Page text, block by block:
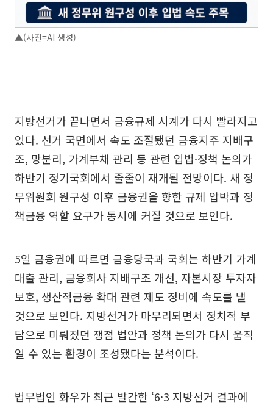
▲(사진=AI 생성)
지방선거가 끝나면서 금융규제 시계가 다시 빨라지고
있다. 선거 국면에서 속도 조절됐던 금융지주 지배구
조, 망분리, 가계부채 관리 등 관련 입법·정책 논의가
하반기 정기국회에서 줄줄이 재개될 전망이다. 새 정
무위원회 원구성 이후 금융권을 향한 규제 압박과 정
책금융 역할 요구가 동시에 커질 것으로 보인다.
5일 금융권에 따르면 금융당국과 국회는 하반기 가계
대출 관리, 금융회사 지배구조 개선, 자본시장 투자자
보호, 생산적금융 확대 관련 제도 정비에 속도를 낼
것으로 보인다. 지방선거가 마무리되면서 정치적 부
담으로 미뤄졌던 쟁점 법안과 정책 논의가 다시 움직
일 수 있는 환경이 조성됐다는 분석이다.
법무법인 화우가 최근 발간한 ‘6·3 지방선거 결과에